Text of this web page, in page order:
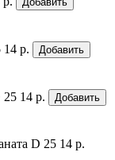
14 р. Добавить
25 14 р. Добавить
D 25 14 р.